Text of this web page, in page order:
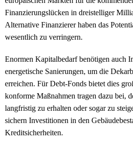
Finanzierungslücken in dreistelliger
Alternative Finanzierer haben das
wesentlich zu verringern.
Enormen Kapitalbedarf benötigen auch
energetische Sanierungen, um die
erreichen. Für Debt-Fonds bietet dies
konforme Maßnahmen tragen dazu bei,
langfristig zu erhalten oder sogar zu
sichern Investitionen in den
Kreditsicherheiten.